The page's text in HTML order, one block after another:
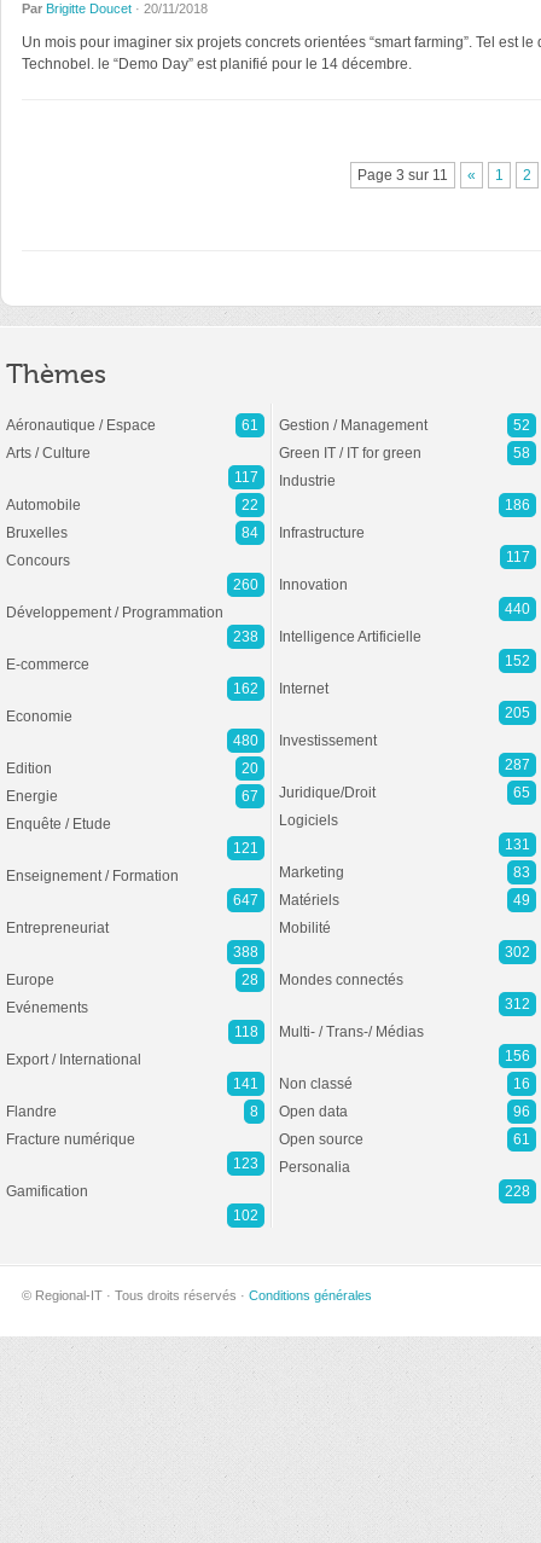
Par Brigitte Doucet · 20/11/2018
Un mois pour imaginer six projets concrets orientées “smart farming”. Tel est
Technobel. le “Demo Day” est planifié pour le 14 décembre.
Page 3 sur 11 « 1 2
Thèmes
Aéronautique / Espace
61
Arts / Culture
117
Automobile
22
Bruxelles
84
Concours
260
Développement / Programmation
238
E-commerce
162
Economie
480
Edition
20
Energie
67
Enquête / Etude
121
Enseignement / Formation
647
Entrepreneuriat
388
Europe
28
Evénements
118
Export / International
141
Flandre
8
Fracture numérique
123
Gamification
102
Gestion / Management
52
Green IT / IT for green
58
Industrie
186
Infrastructure
117
Innovation
440
Intelligence Artificielle
152
Internet
205
Investissement
287
Juridique/Droit
65
Logiciels
131
Marketing
83
Matériels
49
Mobilité
302
Mondes connectés
312
Multi- / Trans-/ Médias
156
Non classé
16
Open data
96
Open source
61
Personalia
228
© Regional-IT · Tous droits réservés · Conditions générales